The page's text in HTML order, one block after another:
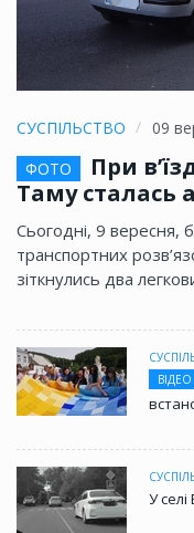
СУСПІЛЬСТВО
09
ФОТО
При
Таму сталась
Сьогодні, 9 вересня,
транспортних
зіткнулись два
ВІДЕО
У